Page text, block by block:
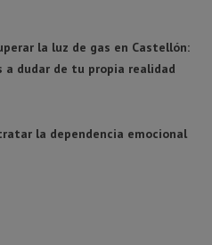
la luz de gas en Castellón:
a dudar de tu propia realidad
la dependencia emocional